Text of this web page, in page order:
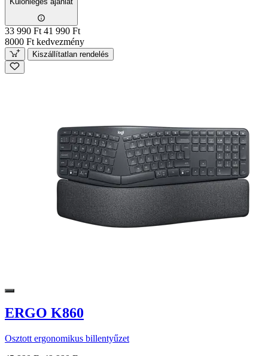
33 990 Ft 41 990 Ft
8000 Ft kedvezmény
Kiszállítatlan rendelés
ERGO K860
Osztott ergonomikus billentyűzet